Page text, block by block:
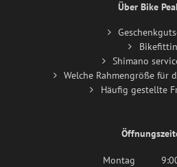
Über Bike
Shimano
Welche Rahmengröße für
Häufig gestellte
Montag